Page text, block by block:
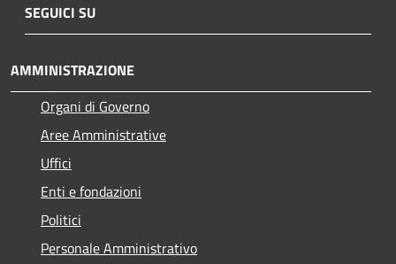
SEGUICI SU
AMMINISTRAZIONE
Organi di Governo
Aree Amministrative
Uffici
Enti e fondazioni
Politici
Personale Amministrativo